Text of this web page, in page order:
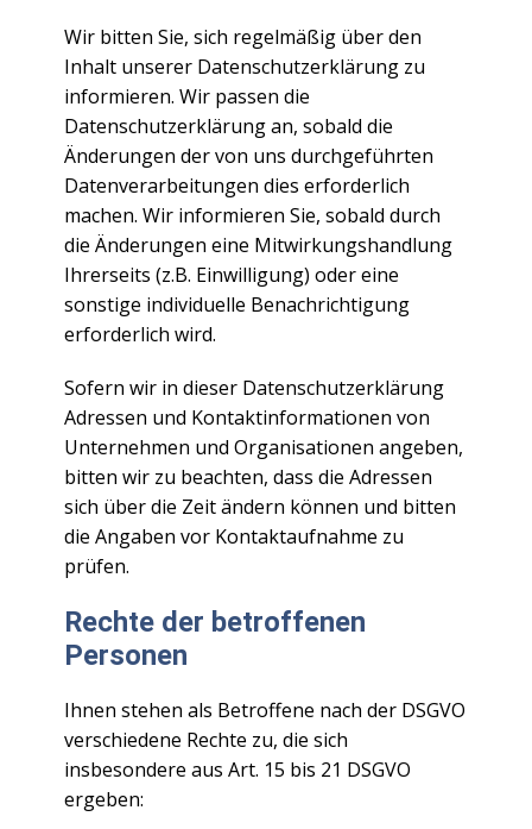
Wir bitten Sie, sich regelmäßig über den
Inhalt unserer Datenschutzerklärung zu
informieren. Wir passen die
Datenschutzerklärung an, sobald die
Änderungen der von uns durchgeführten
Datenverarbeitungen dies erforderlich
machen. Wir informieren Sie, sobald durch
die Änderungen eine Mitwirkungshandlung
Ihrerseits (z.B. Einwilligung) oder eine
sonstige individuelle Benachrichtigung
erforderlich wird.
Sofern wir in dieser Datenschutzerklärung
Adressen und Kontaktinformationen von
Unternehmen und Organisationen angeben,
bitten wir zu beachten, dass die Adressen
sich über die Zeit ändern können und bitten
die Angaben vor Kontaktaufnahme zu
prüfen.
Rechte der betroffenen
Personen
Ihnen stehen als Betroffene nach der DSGVO
verschiedene Rechte zu, die sich
insbesondere aus Art. 15 bis 21 DSGVO
ergeben: